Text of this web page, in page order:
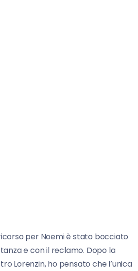
per Noemi è stato bocciato
e con il reclamo. Dopo la
Lorenzin, ho pensato che l’unica